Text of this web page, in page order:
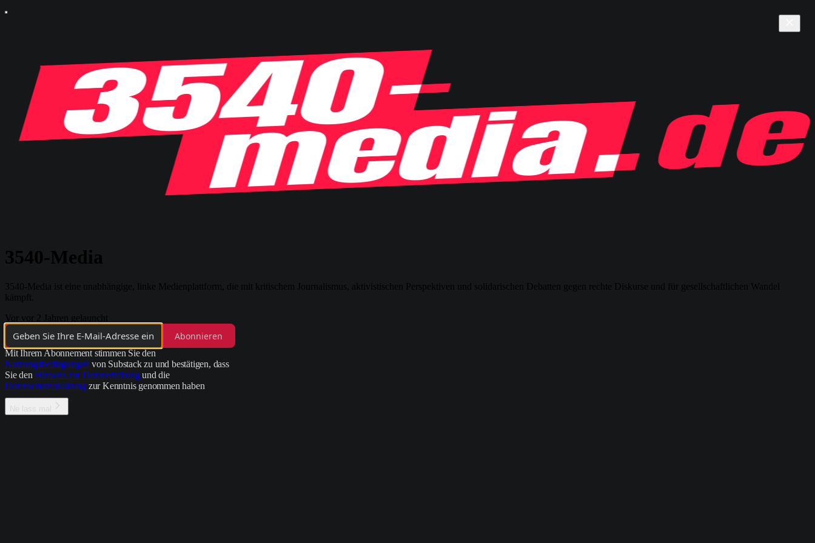
3540-Media
3540-Media ist eine unabhängige, linke Medienplattform, die mit kritischem Journalismus, aktivistischen Perspektiven und solidarischen Debatten gegen rechte Diskurse und für gesellschaftlichen Wandel
kämpft.
Vor vor 2 Jahren gelauncht
Abonnieren
Mit Ihrem Abonnement stimmen Sie den
Nutzungsbedingungen von Substack zu und bestätigen, dass
Sie denHinweis zur Datenerhebungund die
Datenschutzerklärung zur Kenntnis genommen haben